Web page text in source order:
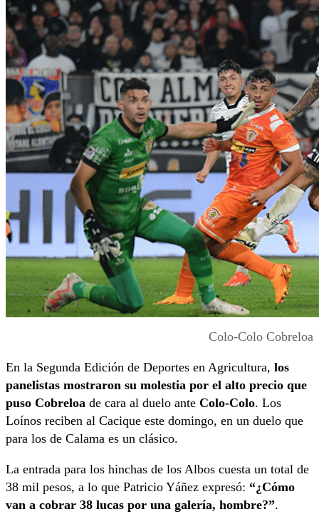
Colo-Colo Cobreloa
En la Segunda Edición de Deportes en Agricultura, los
panelistas mostraron su molestia por el alto precio que
puso Cobreloa de cara al duelo ante Colo-Colo. Los
Loínos reciben al Cacique este domingo, en un duelo que
para los de Calama es un clásico.
La entrada para los hinchas de los Albos cuesta un total de
38 mil pesos, a lo que Patricio Yáñez expresó: “¿Cómo
van a cobrar 38 lucas por una galería, hombre?”.